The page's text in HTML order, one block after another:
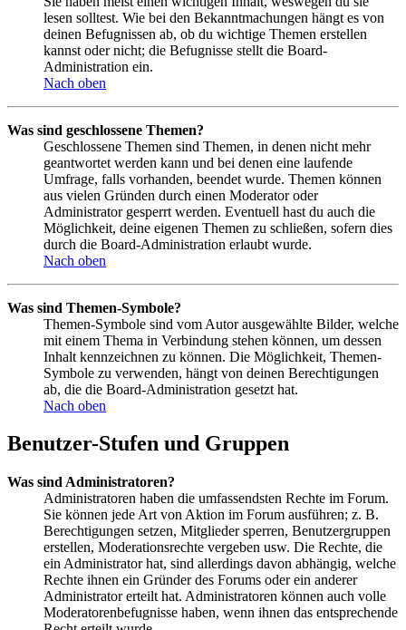
lesen solltest. Wie bei den Bekanntmachungen hängt es von
deinen Befugnissen ab, ob du wichtige Themen erstellen
kannst oder nicht; die Befugnisse stellt die Board-
Administration ein.
Nach oben
Was sind geschlossene Themen?
Geschlossene Themen sind Themen, in denen nicht mehr
geantwortet werden kann und bei denen eine laufende
Umfrage, falls vorhanden, beendet wurde. Themen können
aus vielen Gründen durch einen Moderator oder
Administrator gesperrt werden. Eventuell hast du auch die
Möglichkeit, deine eigenen Themen zu schließen, sofern dies
durch die Board-Administration erlaubt wurde.
Nach oben
Was sind Themen-Symbole?
Themen-Symbole sind vom Autor ausgewählte Bilder, welche
mit einem Thema in Verbindung stehen können, um dessen
Inhalt kennzeichnen zu können. Die Möglichkeit, Themen-
Symbole zu verwenden, hängt von deinen Berechtigungen
ab, die die Board-Administration gesetzt hat.
Nach oben
Benutzer-Stufen und Gruppen
Was sind Administratoren?
Administratoren haben die umfassendsten Rechte im Forum.
Sie können jede Art von Aktion im Forum ausführen; z. B.
Berechtigungen setzen, Mitglieder sperren, Benutzergruppen
erstellen, Moderationsrechte vergeben usw. Die Rechte, die
ein Administrator hat, sind allerdings davon abhängig, welche
Rechte ihnen ein Gründer des Forums oder ein anderer
Administrator erteilt hat. Administratoren können auch volle
Moderatorenbefugnisse haben, wenn ihnen das entsprechende